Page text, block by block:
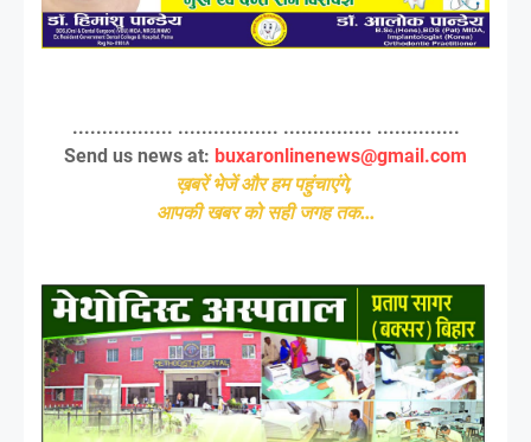
................. ................. ............... ..............
Send us news at: buxaronlinenews@gmail.com
ख़बरें भेजें और हम पहुंचाएंगे,
आपकी खबर को सही जगह तक...